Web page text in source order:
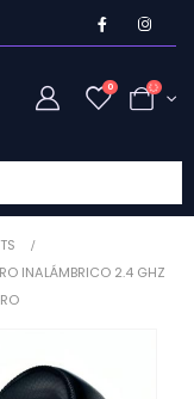
0
INALÁMBRICO 2.4 GHZ